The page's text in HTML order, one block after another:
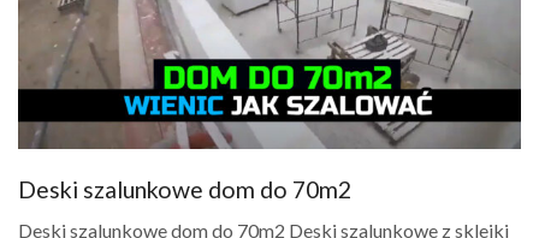
Deski szalunkowe dom do 70m2
Deski szalunkowe dom do 70m2 Deski szalunkowe z sklejki